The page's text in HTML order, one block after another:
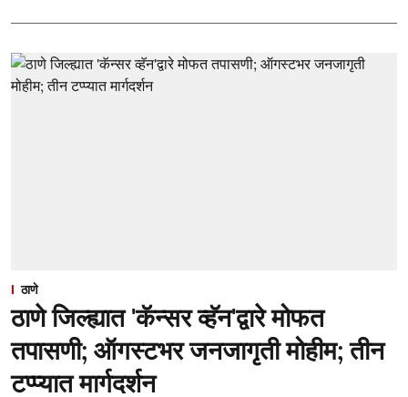
ठाणे
ठाणे जिल्ह्यात 'कॅन्सर व्हॅन'द्वारे मोफत
तपासणी; ऑगस्टभर जनजागृती मोहीम; तीन
टप्प्यात मार्गदर्शन